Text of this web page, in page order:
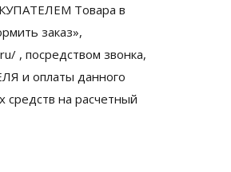
Товара в
заказ»,
, посредством звонка,
и оплаты данного
на расчетный